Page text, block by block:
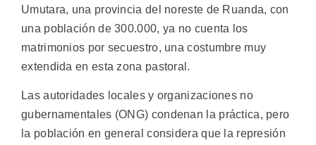
Umutara, una provincia del noreste de Ruanda, con
una población de 300.000, ya no cuenta los
matrimonios por secuestro, una costumbre muy
extendida en esta zona pastoral.
Las autoridades locales y organizaciones no
gubernamentales (ONG) condenan la práctica, pero
la población en general considera que la represión